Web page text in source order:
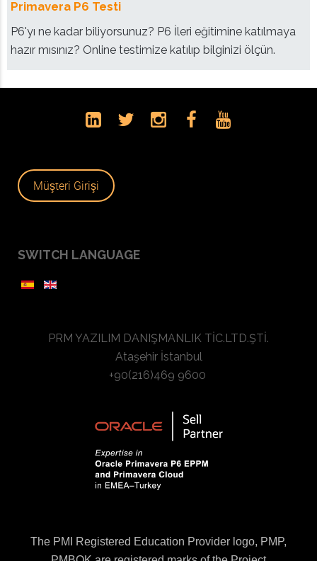
Primavera P6 Testi
P6'yı ne kadar biliyorsunuz? P6 İleri eğitimine katılmaya
hazır mısınız? Online testimize katılıp bilginizi ölçün.
Müşteri Girişi
SWITCH LANGUAGE
PRM YAZILIM DANIŞMANLIK TİC.LTD.ŞTİ.
Ataşehir İstanbul
+90(216)469 9600
The PMI Registered Education Provider logo, PMP,